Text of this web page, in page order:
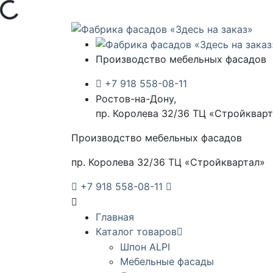
Производство мебельных фасадов
+7 918 558-08-11
Ростов-на-Дону,
пр. Королева 32/36 ТЦ
Производство мебельных фасадов
пр. Королева 32/36 ТЦ «Стройквартал»
+7 918 558-08-11
Главная
Каталог товаров
Шпон ALPI
Мебельные фасады